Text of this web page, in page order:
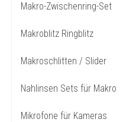
Makro-Zwischenring-Set
Makroblitz Ringblitz
Makroschlitten / Slider
Nahlinsen Sets für Makro
Mikrofone für Kameras